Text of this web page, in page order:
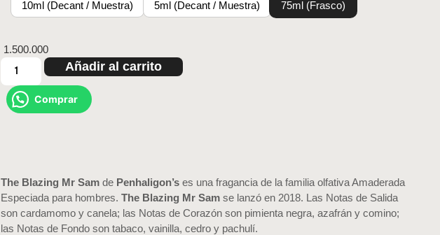
10ml (Decant / Muestra) 5ml (Decant / Muestra) 75ml (Frasco)
1.500.000
Añadir al carrito
Comprar
The Blazing Mr Sam de Penhaligon’s es una fragancia de la familia olfativa Amaderada
Especiada para hombres.The Blazing Mr Sam se lanzó en 2018. Las Notas de Salida
son cardamomo y canela; las Notas de Corazón son pimienta negra, azafrán y comino;
las Notas de Fondo son tabaco, vainilla, cedro y pachulí.